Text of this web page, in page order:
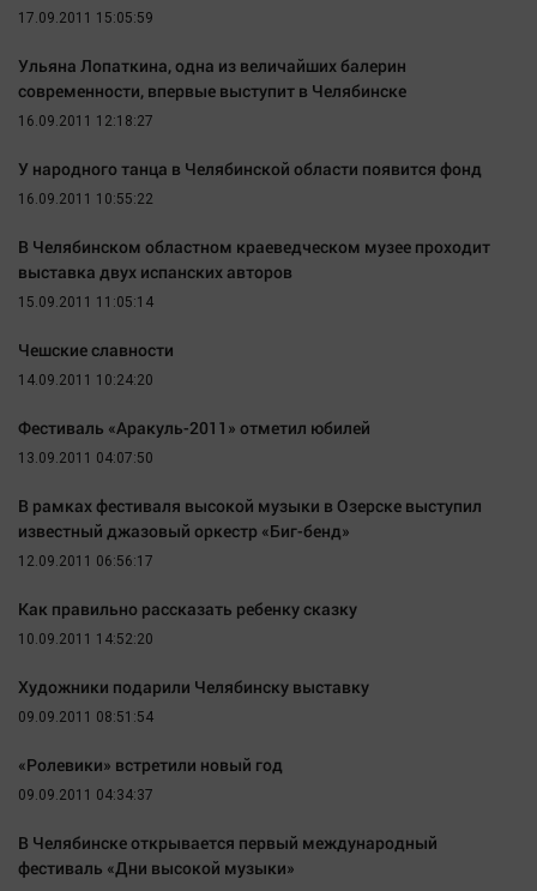
Народная журналистика
Наука
Последняя инстанция
Светская жизнь
17.09.2011 15:05:59
Ульяна Лопаткина, одна из величайших балерин
современности, впервые выступит в Челябинске
16.09.2011 12:18:27
У народного танца в Челябинской области появится фонд
16.09.2011 10:55:22
В Челябинском областном краеведческом музее проходит
выставка двух испанских авторов
15.09.2011 11:05:14
Чешские славности
14.09.2011 10:24:20
Фестиваль «Аракуль-2011» отметил юбилей
13.09.2011 04:07:50
В рамках фестиваля высокой музыки в Озерске выступил
известный джазовый оркестр «Биг-бенд»
12.09.2011 06:56:17
Как правильно рассказать ребенку сказку
10.09.2011 14:52:20
Художники подарили Челябинску выставку
09.09.2011 08:51:54
«Ролевики» встретили новый год
09.09.2011 04:34:37
В Челябинске открывается первый международный
фестиваль «Дни высокой музыки»